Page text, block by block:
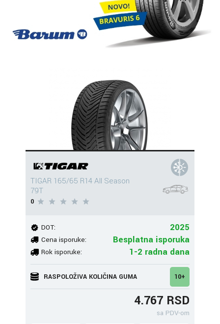
TIGAR 165/65 R14 All Season
79T
0
DOT: 2025
Cena isporuke: Besplatna isporuka
Rok isporuke: 1-2 radna dana
RASPOLOŽIVA KOLIČINA GUMA 10+
4.767 RSD
sa PDV-om